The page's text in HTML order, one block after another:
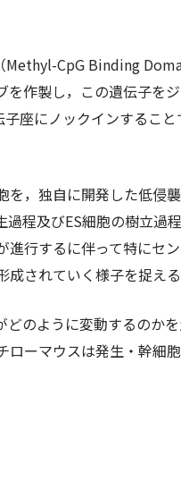
Methyl-CpG Binding
作製し，この遺伝子を
座にノックインするこ
，独自に開発した低侵
程及びES細胞の樹立過
行するに伴って特にセ
されていく様子を捉え
どのように変動するのか
ーマウスは発生・幹細